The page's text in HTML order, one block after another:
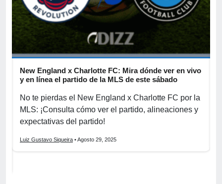
New England x Charlotte FC: Mira dónde ver en vivo
y en línea el partido de la MLS de este sábado
No te pierdas el New England x Charlotte FC por la
MLS: ¡Consulta cómo ver el partido, alineaciones y
expectativas del partido!
Luiz Gustavo Siqueira • Agosto 29, 2025